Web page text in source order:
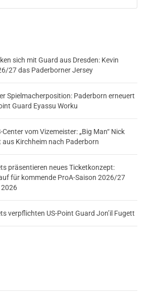
sich mit Guard aus Dresden: Kevin
27 das Paderborner Jersey
Spielmacherposition: Paderborn erneuert
Guard Eyassu Worku
Center vom Vizemeister: „Big Man“ Nick
aus Kirchheim nach Paderborn
präsentieren neues Ticketkonzept:
für kommende ProA-Saison 2026/27
verpflichten US-Point Guard Jon’il Fugett